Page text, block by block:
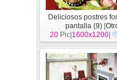
Deliciosos postres
pantalla (9) [
20 Pic| 1600x1200